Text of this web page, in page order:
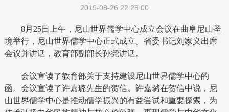
2019-08-26 22:28:00
8月25日上午，尼山世界儒学中心成立会议在曲阜尼山圣
境举行，尼山世界儒学中心正式成立。 省委书记刘家义出席
会议并讲话，教育部副部长孙尧讲话。
会议宣读了教育部关于支持建设尼山世界儒学中心的
函。 会议宣读了许嘉璐先生的贺信。许嘉璐在贺信中说，尼
山世界儒学中心是推动儒学振兴的有益尝试和重要探索，为